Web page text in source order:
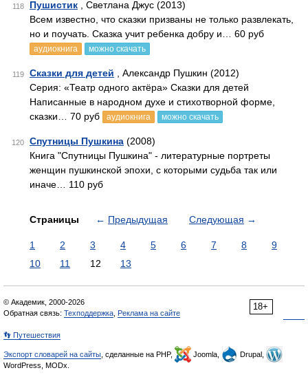
118 Пушистик , Светлана Джус (2013)
Всем известно, что сказки призваны не только развлекать,
но и поучать. Сказка учит ребенка добру и… 60 руб
аудиокнига можно скачать
119 Сказки для детей , Александр Пушкин (2012)
Серия: «Театр одного актёра» Сказки для детей
Написанные в народном духе и стихотворной форме,
сказки… 70 руб
аудиокнига можно скачать
120 Спутницы Пушкина (2008)
Книга "Спутницы Пушкина" - литературные портреты
женщин пушкинской эпохи, с которыми судьба так или
иначе… 110 руб
Страницы ← Предыдущая Следующая →
1 2 3 4 5 6 7 8
9
10
11 12 13
18+
© Академик, 2000-2026
Обратная связь: Техподдержка Реклама на сайте
👣 Путешествия
Экспорт словарей на сайты , сделанные на PHP, Joomla,
Drupal,
WordPress, MODx.